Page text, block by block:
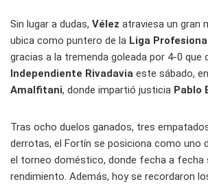
Sin lugar a dudas, Vélez atraviesa un gran
ubica como puntero de la Liga
gracias a la tremenda goleada por 4-0 que
Independiente Rivadavia este sábado,
Amalfitani, donde impartió justicia Pablo
Tras ocho duelos ganados, tres
derrotas, el Fortín se posiciona como uno
el torneo doméstico, donde fecha a fecha
rendimiento. Además, hoy se recordaron